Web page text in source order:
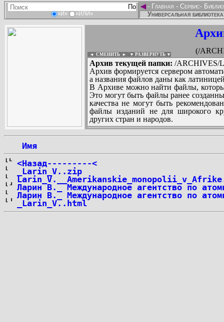
«И» «ИЛИ»
◄- Главная - Сервис-
Универсальная
(/
◄ СМЕНИТЬ ► ▼ РАЗВЕРНУТЬ ▼
Архив текущей папки: /ARCHIVES/
Архив формируется сервером
а названия файлов даны как
В Архиве можно найти файлы,
Это могут быть файлы ранее
качества не могут быть
файлы изданий не для широкого
других стран и народов.
Имя
<Назад---------<
_Larin_V..zip
Ларин В._ Международное агентство по
Ларин В._ Международное агентство по
_Larin_V..html